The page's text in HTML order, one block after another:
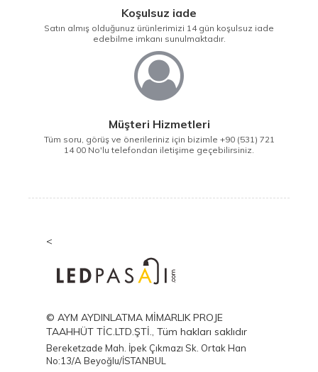
Koşulsuz iade
Satın almış olduğunuz ürünlerimizi 14 gün koşulsuz iade
edebilme imkanı sunulmaktadır.
Müşteri Hizmetleri
Tüm soru, görüş ve önerileriniz için bizimle +90 (531) 721
14 00 No'lu telefondan iletişime geçebilirsiniz.
<
© AYM AYDINLATMA MİMARLIK PROJE
TAAHHÜT TİC.LTD.ŞTİ., Tüm hakları saklıdır
Bereketzade Mah. İpek Çıkmazı Sk. Ortak Han
No:13/A Beyoğlu/İSTANBUL